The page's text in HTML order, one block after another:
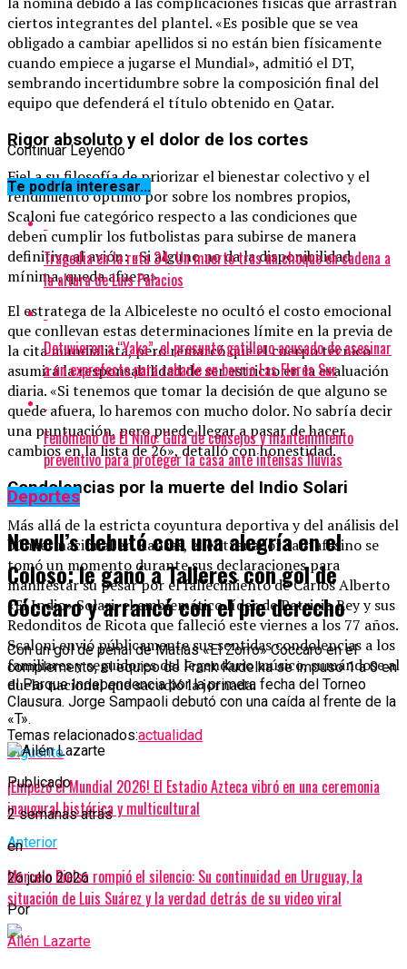
ciertos integrantes del plantel. «Es posible que se vea
obligado a cambiar apellidos si no están bien físicamente
cuando empiece a jugarse el Mundial», admitió el DT,
sembrando incertidumbre sobre la composición final del
equipo que defenderá el título obtenido en Qatar.
Rigor absoluto y el dolor de los cortes
Fiel a su filosofía de priorizar el bienestar colectivo y el
rendimiento óptimo por sobre los nombres propios,
Scaloni fue categórico respecto a las condiciones que
deben cumplir los futbolistas para subirse de manera
definitiva al avión: «Si alguno no da la disponibilidad
mínima, queda afuera».
El estratega de la Albiceleste no ocultó el costo emocional
que conllevan estas determinaciones límite en la previa de
la cita mundialista, pero remarcó que el cuerpo técnico
asumirá la responsabilidad de ser estricto en la evaluación
diaria. «Si tenemos que tomar la decisión de que alguno se
quede afuera, lo haremos con mucho dolor. No sabría decir
una puntuación, pero puede llegar a pasar de hacer
cambios en la lista de 26», detalló con honestidad.
Condolencias por la muerte del Indio Solari
Más allá de la estricta coyuntura deportiva y del análisis del
búnker nacional en Kansas, el entrenador santafesino se
tomó un momento durante sus declaraciones para
manifestar su pesar por el fallecimiento de Carlos Alberto
«El Indio» Solari, el emblemático líder de Patricio Rey y sus
Redonditos de Ricota que falleció este viernes a los 77 años.
Scaloni envió públicamente sus sentidas condolencias a los
familiares y seguidores del legendario músico, sumándose al
duelo nacional que sacudió la jornada.
Temas relacionados:actualidad
Siguente
¡Empezó el Mundial 2026! El Estadio Azteca vibró en una ceremonia
inaugural histórica y multicultural
Anterior
Marcelo Bielsa rompió el silencio: Su continuidad en Uruguay, la
situación de Luis Suárez y la verdad detrás de su video viral
Continuar Leyendo
Te podría interesar...
Tragedia en la ruta 34: Un muerto tras un choque en cadena a
la altura de Luis Palacios
Detuvieron a “Yaka”, el presunto gatillero acusado de asesinar
a un exprefecto para robarle en barrio Las Flores Sur
Fenómeno de El Niño: Guía de consejos y mantenimiento
preventivo para proteger la casa ante intensas lluvias
Deportes
Newell’s debutó con una alegría en el
Coloso: le ganó a Talleres con gol de
Cóccaro y arrancó con el pie derecho
Con un gol de penal de Matías «El Zorro» Cóccaro en el
complemento, el equipo de Frank Kudelka se impuso 1 a 0 en
el Parque Independencia por la primera fecha del Torneo
Clausura. Jorge Sampaoli debutó con una caída al frente de la
«T».
Publicado
2 semanas atrás
en
26 julio 2026
Por
Ailén Lazarte